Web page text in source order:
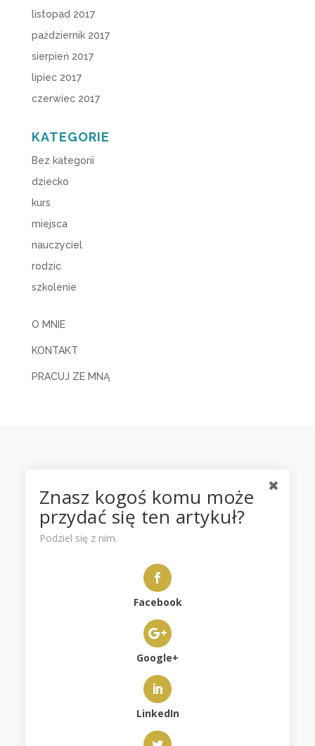
listopad 2017
październik 2017
sierpień 2017
lipiec 2017
czerwiec 2017
KATEGORIE
Bez kategorii
dziecko
kurs
miejsca
nauczyciel
rodzic
szkolenie
O MNIE
KONTAKT
PRACUJ ZE MNĄ
SKLEP
Znasz kogoś komu może
przydać się ten artykuł?
Podziel się z nim.
Facebook
Google+
LinkedIn